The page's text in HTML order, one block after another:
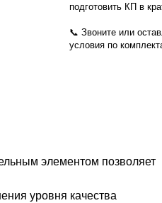
подготовить КП в
📞 Звоните или
условия по
элементом позволяет
уровня качества